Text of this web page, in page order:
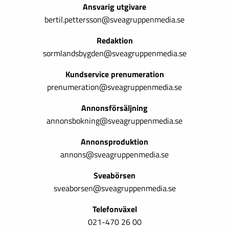
Ansvarig utgivare
bertil.pettersson@sveagruppenmedia.se
Redaktion
sormlandsbygden@sveagruppenmedia.se
Kundservice prenumeration
prenumeration@sveagruppenmedia.se
Annonsförsäljning
annonsbokning@sveagruppenmedia.se
Annonsproduktion
annons@sveagruppenmedia.se
Sveabörsen
sveaborsen@sveagruppenmedia.se
Telefonväxel
021-470 26 00